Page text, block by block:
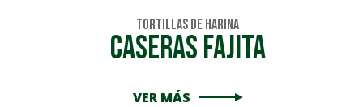
Tortillas de Harina
Caseras Fajita
VER MÁS